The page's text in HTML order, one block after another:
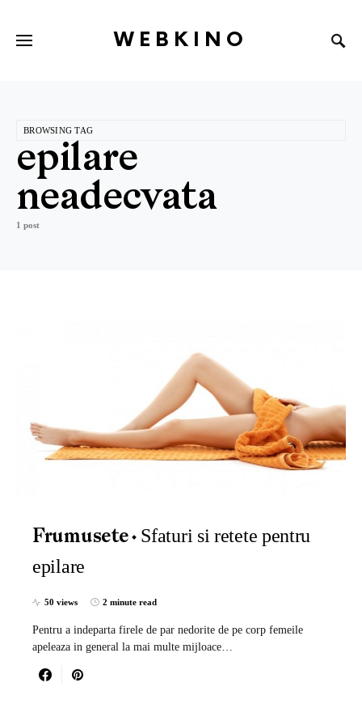
WEBKINO
BROWSING TAG
epilare
neadecvata
1 post
Frumusete
Sfaturi si retete pentru
epilare
50 views 2 minute read
Pentru a indeparta firele de par nedorite de pe corp femeile
apeleaza in general la mai multe mijloace…